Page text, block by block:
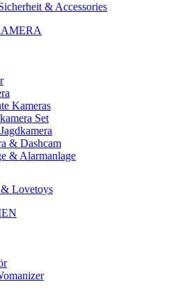
& Accessories
Kameras
Set
& Dashcam
& Alarmanlage
Lovetoys